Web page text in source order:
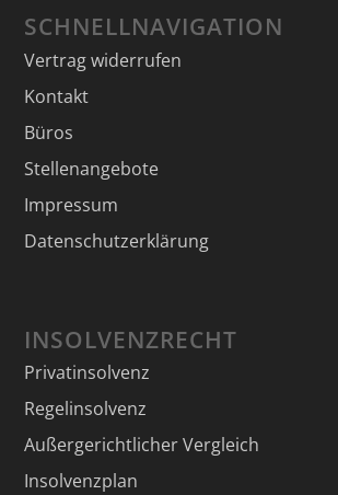
SCHNELLNAVIGATION
Vertrag widerrufen
Kontakt
Büros
Stellenangebote
Impressum
Datenschutzerklärung
INSOLVENZRECHT
Privatinsolvenz
Regelinsolvenz
Außergerichtlicher Vergleich
Insolvenzplan